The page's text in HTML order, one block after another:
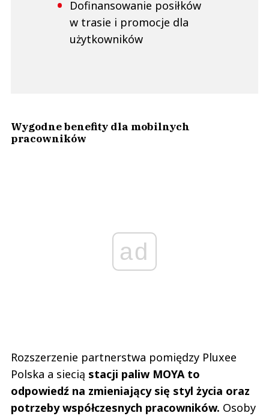
Dofinansowanie posiłków
w trasie i promocje dla
użytkowników
Wygodne benefity dla mobilnych
pracowników
ad
Rozszerzenie partnerstwa pomiędzy Pluxee
Polska a siecią stacji paliw MOYA to
odpowiedź na zmieniający się styl życia oraz
potrzeby współczesnych pracowników. Osoby